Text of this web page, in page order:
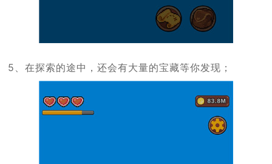
5、在探索的途中，还会有大量的宝藏等你发现；